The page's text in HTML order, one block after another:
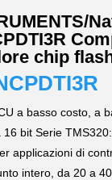
chip
a basso costo, a
bit Serie
applicazioni di
intero, da 20 a